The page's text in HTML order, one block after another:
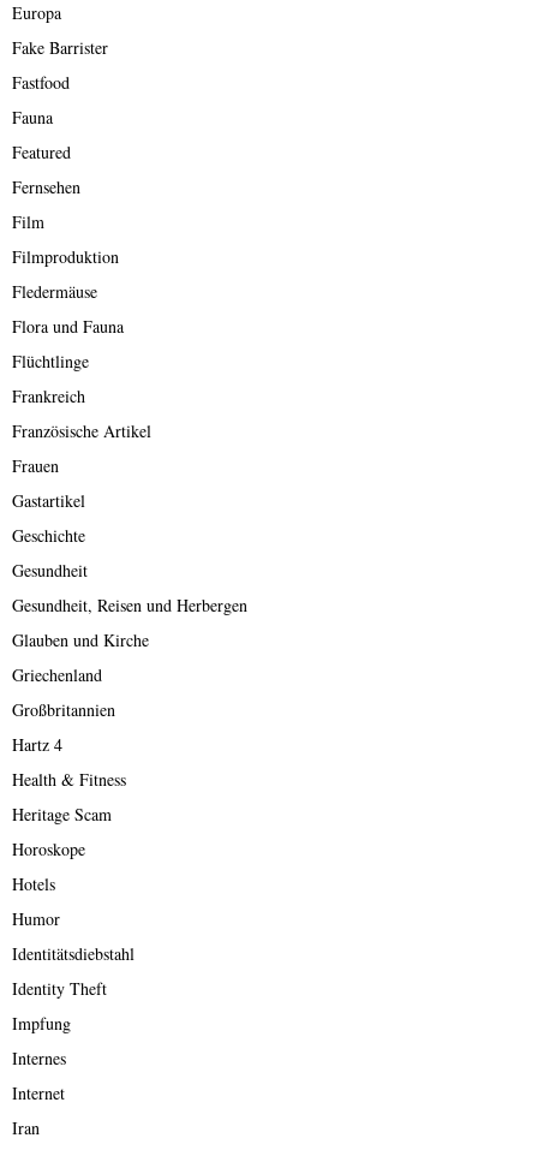
Europa
Fake Barrister
Fastfood
Fauna
Featured
Fernsehen
Film
Filmproduktion
Fledermäuse
Flora und Fauna
Flüchtlinge
Frankreich
Französische Artikel
Frauen
Gastartikel
Geschichte
Gesundheit
Gesundheit, Reisen und Herbergen
Glauben und Kirche
Griechenland
Großbritannien
Hartz 4
Health & Fitness
Heritage Scam
Horoskope
Hotels
Humor
Identitätsdiebstahl
Identity Theft
Impfung
Internes
Internet
Iran